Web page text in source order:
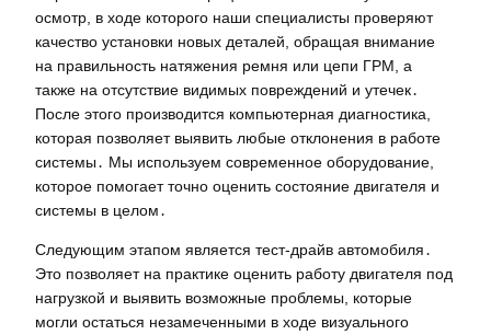
осмотр, в ходе которого наши специалисты проверяют
качество установки новых деталей, обращая внимание
на правильность натяжения ремня или цепи ГРМ, а
также на отсутствие видимых повреждений и утечек․
После этого производится компьютерная диагностика,
которая позволяет выявить любые отклонения в работе
системы․ Мы используем современное оборудование,
которое помогает точно оценить состояние двигателя и
системы в целом․
Следующим этапом является тест-драйв автомобиля․
Это позволяет на практике оценить работу двигателя под
нагрузкой и выявить возможные проблемы, которые
могли остаться незамеченными в ходе визуального